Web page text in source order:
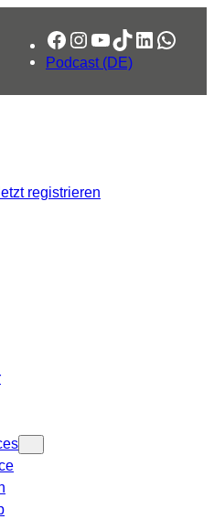
Facebook
Instagram
YouTube
TikTok
LinkedIn
Podcast (DE)
registrieren